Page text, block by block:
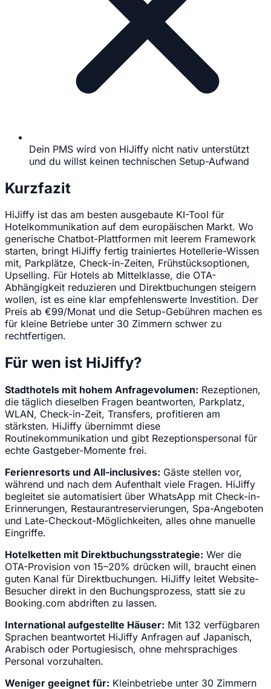
Dein PMS wird von HiJiffy nicht nativ unterstützt
und du willst keinen technischen Setup-Aufwand
Kurzfazit
HiJiffy ist das am besten ausgebaute KI-Tool für
Hotelkommunikation auf dem europäischen Markt. Wo
generische Chatbot-Plattformen mit leerem Framework
starten, bringt HiJiffy fertig trainiertes Hotellerie-Wissen
mit, Parkplätze, Check-in-Zeiten, Frühstücksoptionen,
Upselling. Für Hotels ab Mittelklasse, die OTA-
Abhängigkeit reduzieren und Direktbuchungen steigern
wollen, ist es eine klar empfehlenswerte Investition. Der
Preis ab €99/Monat und die Setup-Gebühren machen es
für kleine Betriebe unter 30 Zimmern schwer zu
rechtfertigen.
Für wen ist HiJiffy?
Stadthotels mit hohem Anfragevolumen: Rezeptionen,
die täglich dieselben Fragen beantworten, Parkplatz,
WLAN, Check-in-Zeit, Transfers, profitieren am
stärksten. HiJiffy übernimmt diese
Routinekommunikation und gibt Rezeptionspersonal für
echte Gastgeber-Momente frei.
Ferienresorts und All-inclusives: Gäste stellen vor,
während und nach dem Aufenthalt viele Fragen. HiJiffy
begleitet sie automatisiert über WhatsApp mit Check-in-
Erinnerungen, Restaurantreservierungen, Spa-Angeboten
und Late-Checkout-Möglichkeiten, alles ohne manuelle
Eingriffe.
Hotelketten mit Direktbuchungsstrategie: Wer die
OTA-Provision von 15–20% drücken will, braucht einen
guten Kanal für Direktbuchungen. HiJiffy leitet Website-
Besucher direkt in den Buchungsprozess, statt sie zu
Booking.com abdriften zu lassen.
International aufgestellte Häuser: Mit 132 verfügbaren
Sprachen beantwortet HiJiffy Anfragen auf Japanisch,
Arabisch oder Portugiesisch, ohne mehrsprachiges
Personal vorzuhalten.
Weniger geeignet für: Kleinbetriebe unter 30 Zimmern